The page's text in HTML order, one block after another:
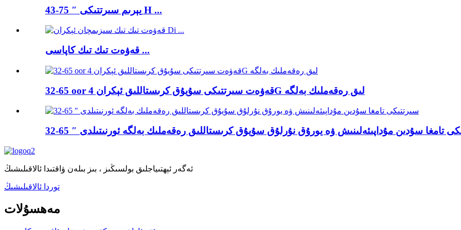
43-75 ″ يېرىم سىرتتىكى H ...
قەۋەت تىك تىك كاپاسى ...
32-65 oor قەۋەت سىرتتىكى سۇيۇق كرىستاللىق ئېكران 4G لىق رەقەملىك بەلگە
سىرتتىكى تامغا سۇدىن مۇداپىئەلىنىش ۋە يورۇق نۇرلۇق سۇيۇق كرىستاللىق رەقەملىك بەلگە ئورنىتىلدى
ئەگەر ئېھتىياجلىق بولسىڭىز ، بىز بىلەن ۋاقتىدا ئالاقىلىشىڭ
توردا ئالاقىلىشىڭ
مەھسۇلات